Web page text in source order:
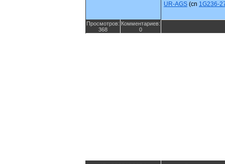
UR-AGS (cn 1G236-
Просмотров:
368
Комментариев:
0